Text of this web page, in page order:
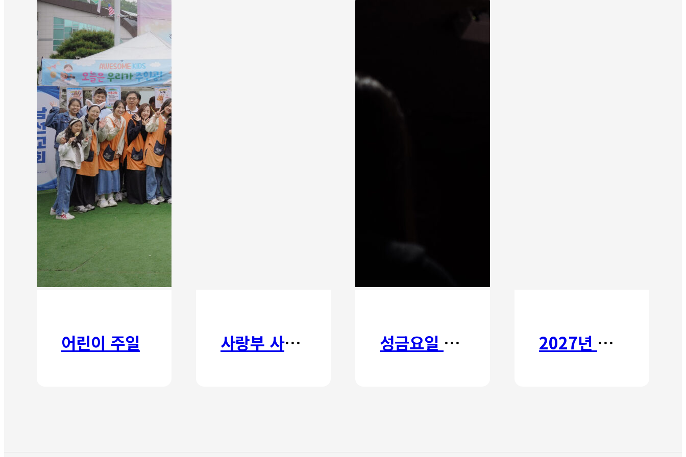
어린이 주일 사랑부 사랑주일 성금요일 칸타타 2027년 갈보리 어학원 유치부 신입생 모집